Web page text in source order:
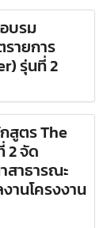
บรม
ายการ
รุ่นที่ 2
สูตร The
2 จัด
สาธารณะ
านโครงงาน